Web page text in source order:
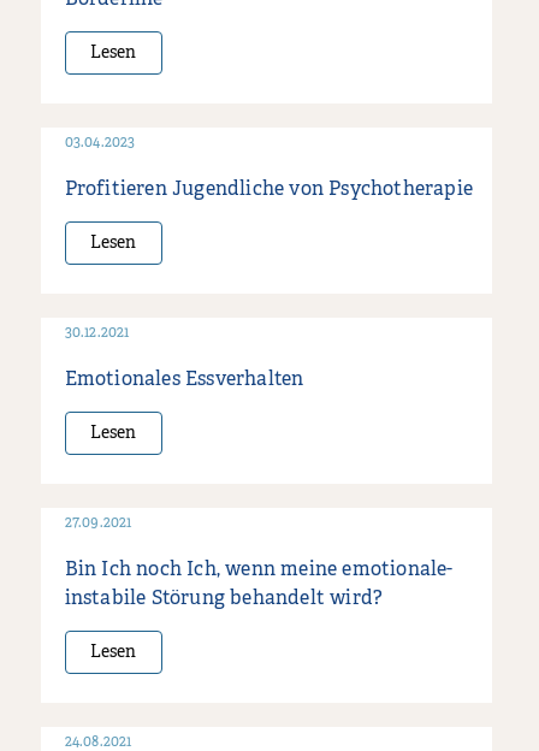
Lesen
03.04.2023
Profitieren Jugendliche von Psychotherapie
Lesen
30.12.2021
Emotionales Essverhalten
Lesen
27.09.2021
Bin Ich noch Ich, wenn meine emotionale-
instabile Störung behandelt wird?
Lesen
24.08.2021